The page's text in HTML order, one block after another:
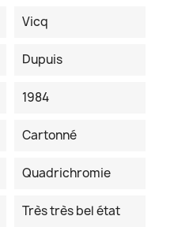
Vicq
Dupuis
1984
Cartonné
Quadrichromie
Très très bel état